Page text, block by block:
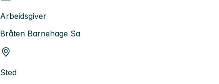
Arbeidsgiver
Bråten Barnehage Sa
Sted